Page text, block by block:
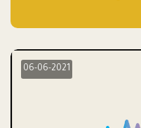
06-06-2021